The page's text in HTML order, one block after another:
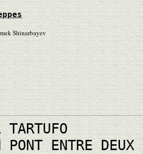
Shinarbayev
ENTRE DEUX